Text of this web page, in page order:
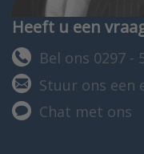
Heeft u een
Bel ons 0297 -
Stuur ons een
Chat met ons